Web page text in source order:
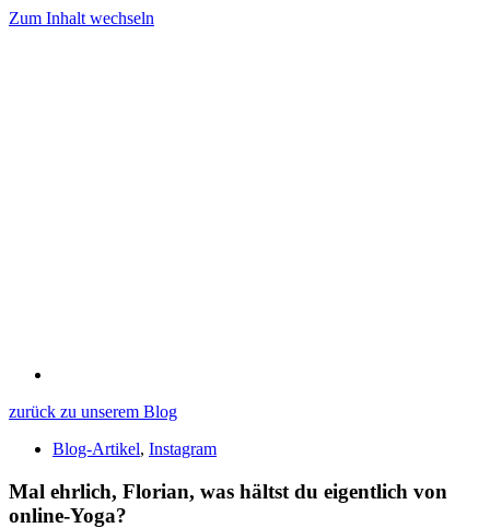
Zum Inhalt wechseln
zurück zu unserem Blog
Blog-Artikel, Instagram
Mal ehrlich, Florian, was hältst du eigentlich von
online-Yoga?